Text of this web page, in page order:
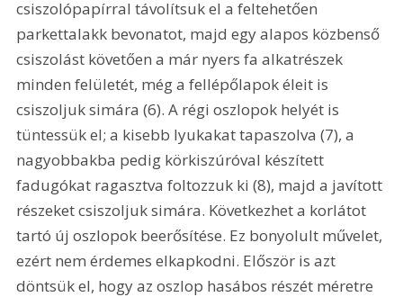
csiszolópapírral távolítsuk el a feltehetően
parkettalakk bevonatot, majd egy alapos közbenső
csiszolást követően a már nyers fa alkatrészek
minden felületét, még a fellépőlapok éleit is
csiszoljuk simára (6). A régi oszlopok helyét is
tüntessük el; a kisebb lyukakat tapaszolva (7), a
nagyobbakba pedig körkiszúróval készített
fadugókat ragasztva foltozzuk ki (8), majd a javított
részeket csiszoljuk simára. Következhet a korlátot
tartó új oszlopok beerősítése. Ez bonyolult művelet,
ezért nem érdemes elkapkodni. Először is azt
döntsük el, hogy az oszlop hasábos részét méretre